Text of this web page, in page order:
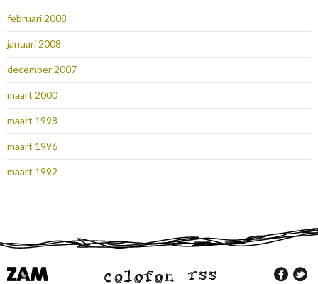
februari 2008
januari 2008
december 2007
maart 2000
maart 1998
maart 1996
maart 1992